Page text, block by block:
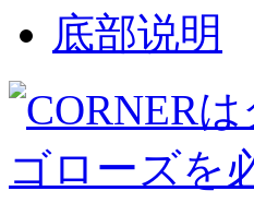
底部说明